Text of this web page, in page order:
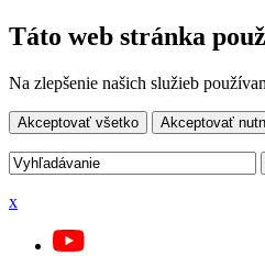
Táto web stránka
Na zlepšenie našich služieb
Akceptovať všetko Akceptovať
x